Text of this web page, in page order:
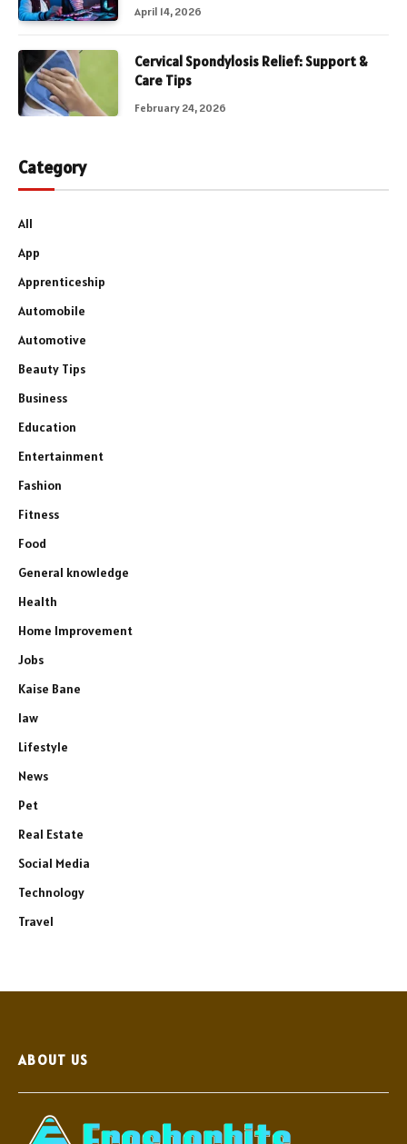
April 14, 2026
Cervical Spondylosis Relief: Support &
Care Tips
February 24, 2026
Category
All
App
Apprenticeship
Automobile
Automotive
Beauty Tips
Business
Education
Entertainment
Fashion
Fitness
Food
General knowledge
Health
Home Improvement
Jobs
Kaise Bane
law
Lifestyle
News
Pet
Real Estate
Social Media
Technology
Travel
ABOUT US